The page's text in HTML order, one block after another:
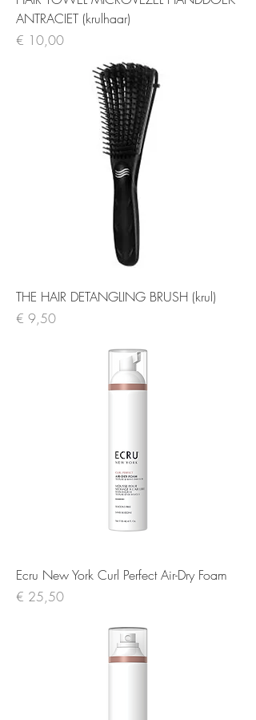
ANTRACIET (krulhaar)
Prijs
€ 10,00
THE HAIR DETANGLING BRUSH (krul)
Prijs
€ 9,50
Ecru New York Curl Perfect Air-Dry Foam
Prijs
€ 25,50